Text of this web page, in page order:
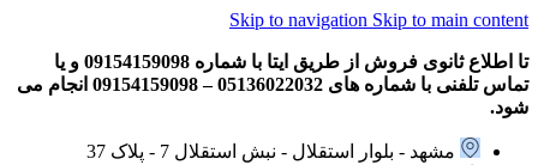
Skip to navigation Skip to main content
تا اطلاع ثانوی فروش از طریق ایتا با شماره 09154159098 و یا
تماس تلفنی با شماره های 05136022032 – 09154159098 انجام می
شود.
مشهد - بلوار استقلال - نبش استقلال 7 - پلاک 37